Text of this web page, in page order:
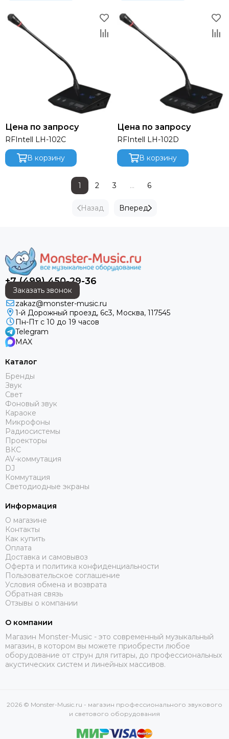
Цена по запросу
RFIntell LH-102C
В корзину
Цена по запросу
RFIntell LH-102D
В корзину
Назад
1 2 3 ... 6
Вперед
+7 (499) 450-29-36
Заказать звонок
zakaz@monster-music.ru
1-й Дорожный проезд, 6с3, Москва, 117545
Пн-Пт с 10 до 19 часов
Telegram
MAX
Каталог
Бренды
Звук
Свет
Фоновый звук
Караоке
Микрофоны
Радиосистемы
Проекторы
ВКС
AV-коммутация
DJ
Коммутация
Светодиодные экраны
Информация
О магазине
Контакты
Как купить
Оплата
Доставка и самовывоз
Оферта и политика конфиденциальности
Пользовательское соглашение
Условия обмена и возврата
Обратная связь
Отзывы о компании
О компании
Магазин Monster-Music - это современный музыкальный
магазин, в котором вы можете приобрести любое
оборудование от струн для гитары, до профессиональных
акустических систем и линейных массивов.
2026 © Monster-Music.ru - магазин профессионального звукового
и светового оборудования